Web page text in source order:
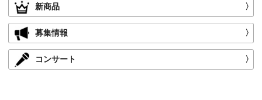
新商品 〉
募集情報 〉
コンサート 〉